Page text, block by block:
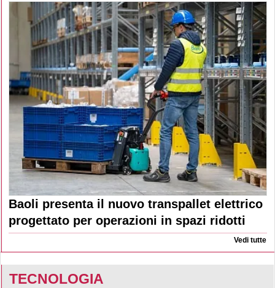
Baoli presenta il nuovo transpallet elettrico
progettato per operazioni in spazi ridotti
Vedi tutte
TECNOLOGIA